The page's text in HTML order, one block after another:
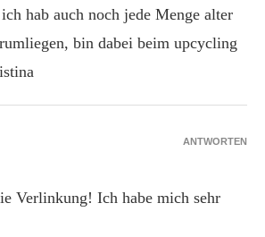
hab auch noch jede Menge alter
bin dabei beim upcycling
Verlinkung! Ich habe mich sehr
ANTWORTEN